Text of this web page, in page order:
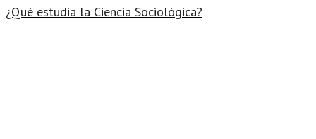
¿Qué estudia la Ciencia Sociológica?